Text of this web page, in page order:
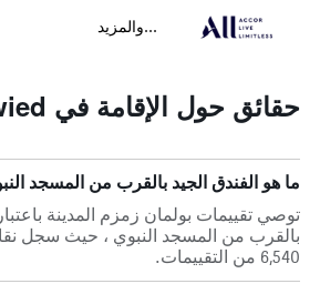
...والمزيد
حقائق حول الإقامة في Neuwied
ما هو الفندق الجيد بالقرب من المسجد
توصي تقييمات بولمان زمزم المدينة
6,540 من التقييمات.